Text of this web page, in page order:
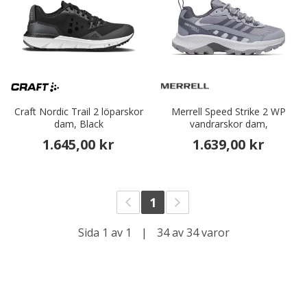
Craft Nordic Trail 2 löparskor
dam, Black
1.645,00 kr
Merrell Speed Strike 2 WP
vandrarskor dam,
1.639,00 kr
1
Sida 1 av 1 | 34 av 34 varor